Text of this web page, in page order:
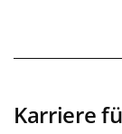
Karriere